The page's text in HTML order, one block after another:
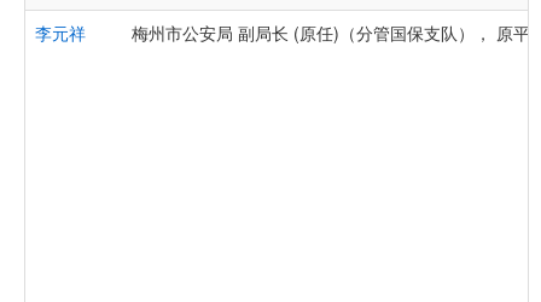
李元祥 梅州市公安局 副局长 (原任)（分管国保支队）， 原平